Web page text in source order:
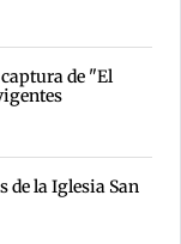
de "El
la Iglesia San